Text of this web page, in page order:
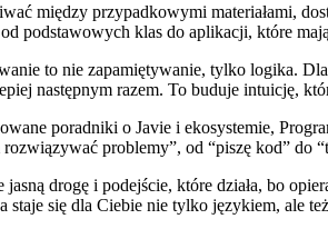
między przypadkowymi materiałami,
podstawowych klas do aplikacji, które
to nie zapamiętywanie, tylko logika.
następnym razem. To buduje intuicję,
poradniki o Javie i ekosystemie,
problemy”, od “piszę kod” do
drogę i podejście, które działa, bo
się dla Ciebie nie tylko językiem, ale